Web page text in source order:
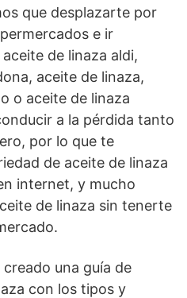
que desplazarte por
e ir
de linaza aldi,
aceite de linaza,
o aceite de linaza
a la pérdida tanto
por lo que te
de aceite de linaza
internet, y mucho
de linaza sin tenerte
una guía de
con los tipos y